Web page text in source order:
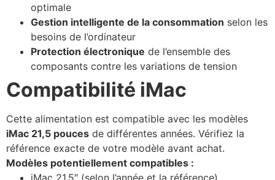
optimale
Gestion intelligente de la consommation selon les
besoins de l’ordinateur
Protection électronique de l’ensemble des
composants contre les variations de tension
Compatibilité iMac
Cette alimentation est compatible avec les modèles
iMac 21,5 pouces de différentes années. Vérifiez la
référence exacte de votre modèle avant achat.
Modèles potentiellement compatibles :